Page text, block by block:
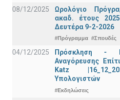
08/12/2025
Ωρολόγιο
ακαδ. έτους
Δευτέρα 9-2-2026
#Πρόγραμμα #Σπουδές
04/12/2025
Πρόσκληση -
Αναγόρευσης
Katz
Υπολογιστών
#Εκδηλώσεις